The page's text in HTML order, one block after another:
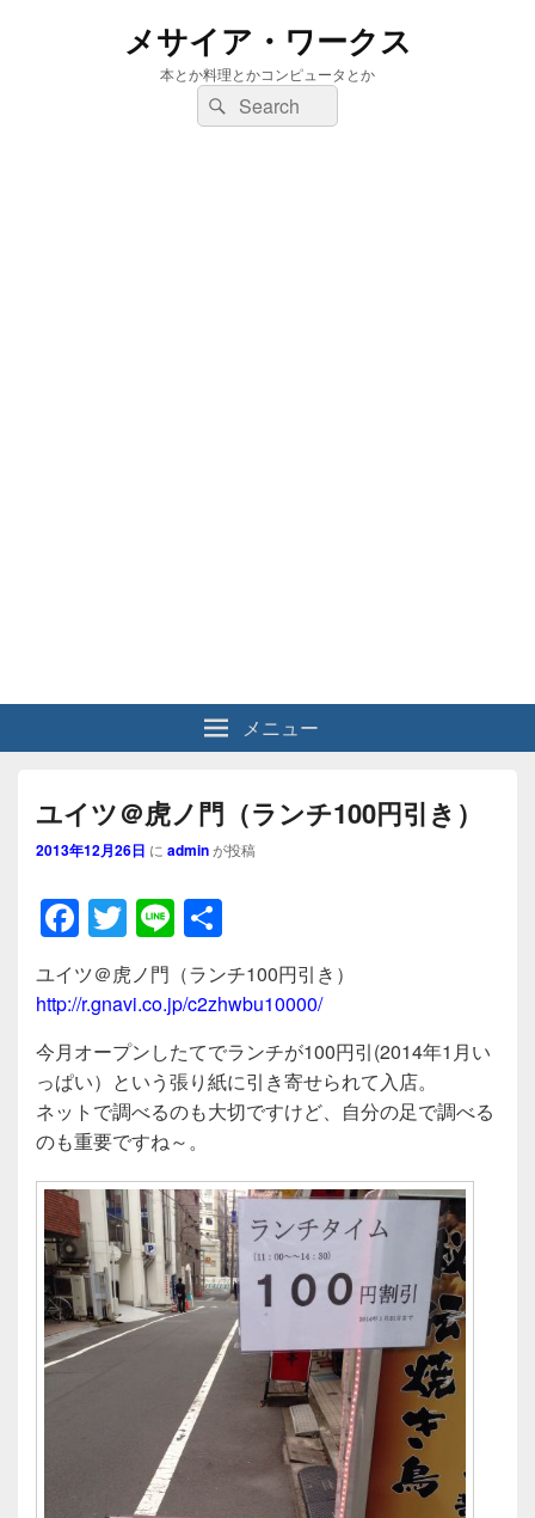
メサイア・ワークス
本とか料理とかコンピュータとか
検
索:
検
索
メニュー
ユイツ＠虎ノ門（ランチ100円引き）
2013年12月26日 に adminが投稿
F
a
c
e
b
o
o
k
T
wi
tt
er
Li
n
e
有
ユイツ＠虎ノ門（ランチ100円引き）
http://r.gnavi.co.jp/c2zhwbu10000/
今月オープンしたてでランチが100円引(2014年1月い
っぱい）という張り紙に引き寄せられて入店。
ネットで調べるのも大切ですけど、自分の足で調べる
のも重要ですね～。